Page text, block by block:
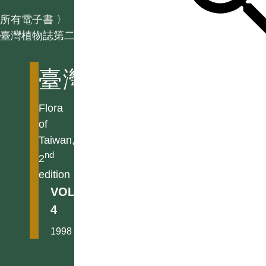
所有電子書 〉
臺灣植物誌第二版
臺灣植物誌第二版
Flora
of
Taiwan,
2nd
edition
VOL.
4
1998